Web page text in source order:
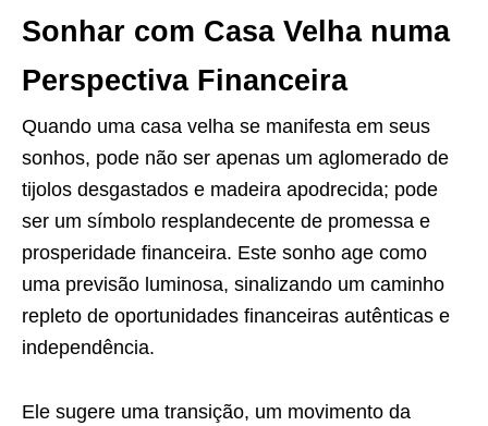
Sonhar com Casa Velha numa
Perspectiva Financeira
Quando uma casa velha se manifesta em seus
sonhos, pode não ser apenas um aglomerado de
tijolos desgastados e madeira apodrecida; pode
ser um símbolo resplandecente de promessa e
prosperidade financeira. Este sonho age como
uma previsão luminosa, sinalizando um caminho
repleto de oportunidades financeiras autênticas e
independência.
Ele sugere uma transição, um movimento da